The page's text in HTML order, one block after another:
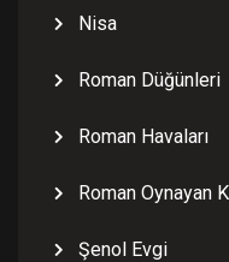
Nisa
Roman Düğünleri
Roman Havaları
Roman Oynayan
Şenol Evgi